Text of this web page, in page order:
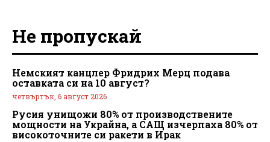
Не пропускай
Немският канцлер Фридрих Мерц подава
оставката си на 10 август?
четвъртък, 6 август 2026
Русия унищожи 80% от производствените
мощности на Украйна, а САЩ изчерпаха 80% от
високоточните си ракети в Ирак